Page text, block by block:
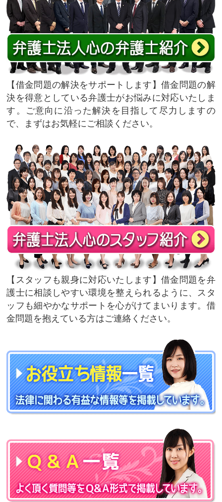
借金問題の解決をサポートします
借金問題の解
決を得意としている弁護士がお悩みに対応いたしま
す。ご意向に沿った解決を目指して尽力しますの
で、まずはお気軽にご相談ください。
スタッフも親身に対応いたします
借金問題を弁
護士に相談しやすい環境を整えられるように、スタ
ッフも細やかなサポートを心がけてまいります。借
金問題を抱えている方はご連絡ください。